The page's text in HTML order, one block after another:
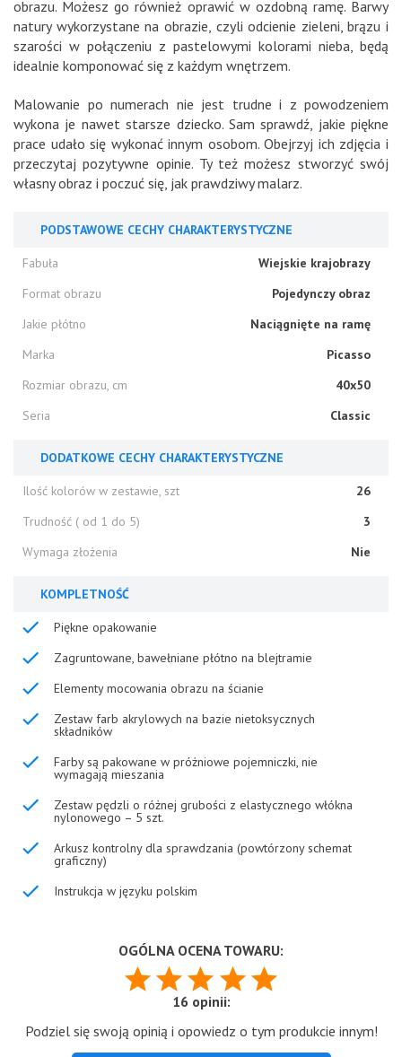
obrazu. Możesz go również oprawić w ozdobną ramę. Barwy
natury wykorzystane na obrazie, czyli odcienie zieleni, brązu i
szarości w połączeniu z pastelowymi kolorami nieba, będą
idealnie komponować się z każdym wnętrzem.
Malowanie po numerach nie jest trudne i z powodzeniem
wykona je nawet starsze dziecko. Sam sprawdź, jakie piękne
prace udało się wykonać innym osobom. Obejrzyj ich zdjęcia i
przeczytaj pozytywne opinie. Ty też możesz stworzyć swój
własny obraz i poczuć się, jak prawdziwy malarz.
PODSTAWOWE CECHY CHARAKTERYSTYCZNE
Fabuła
Wiejskie krajobrazy
Format obrazu
Pojedynczy obraz
Jakie płótno
Naciągnięte na ramę
Marka
Picasso
Rozmiar obrazu, cm
40x50
Seria
Classic
DODATKOWE CECHY CHARAKTERYSTYCZNE
Ilość kolorów w zestawie, szt
26
Trudność ( od 1 do 5)
3
Wymaga złożenia
Nie
KOMPLETNOŚĆ
Piękne opakowanie
Zagruntowane, bawełniane płótno na blejtramie
Elementy mocowania obrazu na ścianie
Zestaw farb akrylowych na bazie nietoksycznych
składników
Farby są pakowane w próżniowe pojemniczki, nie
wymagają mieszania
Zestaw pędzli o różnej grubości z elastycznego włókna
nylonowego – 5 szt.
Arkusz kontrolny dla sprawdzania (powtórzony schemat
graficzny)
Instrukcja w języku polskim
OGÓLNA OCENA TOWARU:
16 opinii:
Podziel się swoją opinią i opowiedz o tym produkcie innym!